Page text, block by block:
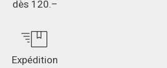
dès 120.–
Expédition